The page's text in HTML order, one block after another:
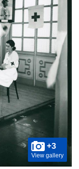
+3
View gallery